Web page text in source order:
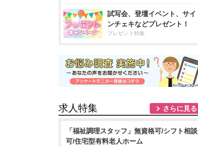
試写会、登壇イベント、サイ
ンチェキなどプレゼント！
プレゼント特集
求人特集 さらに見る
「福祉調理スタッフ」無資格可/シフト相談
可/住宅型有料老人ホーム